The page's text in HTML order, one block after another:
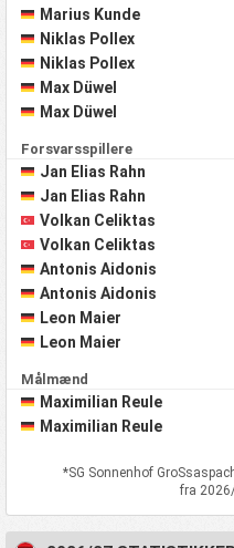
Marius Kunde
Niklas Pollex
Niklas Pollex
Max Düwel
Max Düwel
Forsvarsspillere
Jan Elias Rahn
Jan Elias Rahn
Volkan Celiktas
Volkan Celiktas
Antonis Aidonis
Antonis Aidonis
Leon Maier
Leon Maier
Målmænd
Maximilian Reule
Maximilian Reule
*SG Sonnenhof
fra